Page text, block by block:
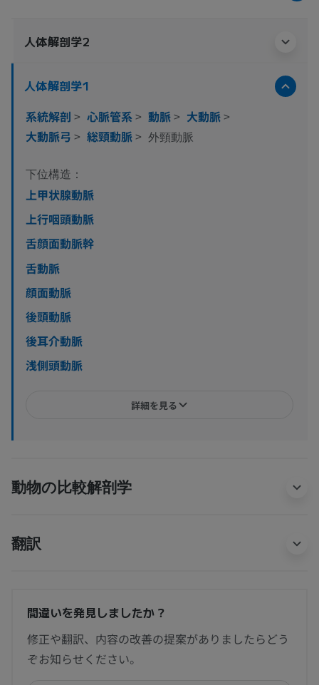
人体解剖学2
人体解剖学1
系統解剖 > 心脈管系> 動脈> 大動脈>
大動脈弓 > 総頸動脈> 外頸動脈
下位構造：
上甲状腺動脈
上行咽頭動脈
舌顔面動脈幹
舌動脈
顔面動脈
後頭動脈
後耳介動脈
浅側頭動脈
詳細を見る
動物の比較解剖学
翻訳
間違いを発見しましたか？
修正や翻訳、内容の改善の提案がありましたらどう
ぞお知らせください。